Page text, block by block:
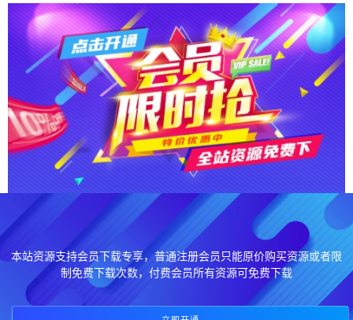
本站资源支持会员下载专享，普通注册会员只能原价购买资源或者限
制免费下载次数，付费会员所有资源可免费下载